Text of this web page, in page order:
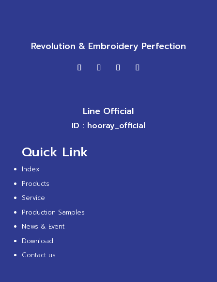
Revolution & Embroidery Perfection
Line Official
ID : hooray_official
Quick Link
Index
Products
Service
Production Samples
News & Event
Download
Contact us